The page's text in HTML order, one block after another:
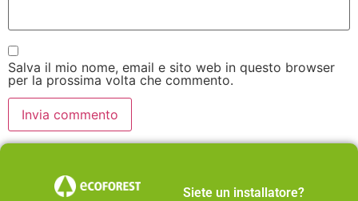
Salva il mio nome, email e sito web in questo browser
per la prossima volta che commento.
Siete un installatore?